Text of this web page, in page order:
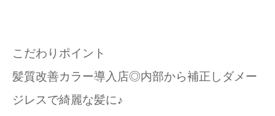
こだわりポイント
髪質改善カラー導入店◎内部から補正しダメー
ジレスで綺麗な髪に♪